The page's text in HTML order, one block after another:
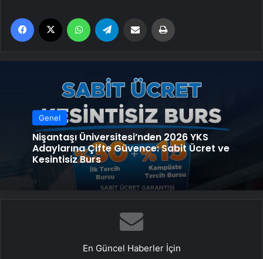
Facebook WhatsApp Email'den paylaş
Genel
Nişantaşı Üniversitesi’nden 2026 YKS
Adaylarına Çifte Güvence: Sabit Ücret ve
Kesintisiz Burs
En Güncel Haberler İçin